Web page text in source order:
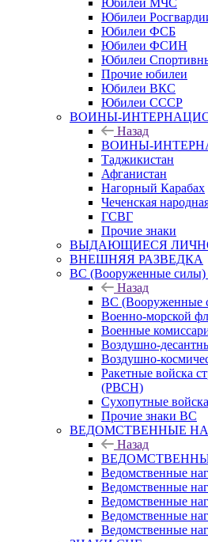
Юбилеи МЧС
Юбилеи
Юбилеи ФСБ
Юбилеи ФСИН
Юбилеи
Прочие юбилеи
Юбилеи ВКС
Юбилеи СССР
ВОИНЫ-
Назад
ВОИНЫ-
Таджикистан
Афганистан
Нагорный Карабах
Чеченская
ГСВГ
Прочие знаки
ВЫДАЮЩИЕСЯ
ВНЕШНЯЯ РАЗВЕДКА
ВС (Вооруженные силы)
Назад
ВС (Вооруженные
Военно-морской
Военные
Воздушно-
Воздушно-
Ракетные войска
(РВСН)
Сухопутные войска
Прочие знаки ВС
ВЕДОМСТВЕННЫЕ
Назад
Ведомственные
Ведомственные
Ведомственные
Ведомственные
Ведомственные